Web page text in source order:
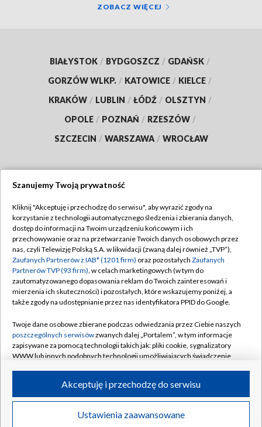
ZOBACZ WIĘCEJ
BIAŁYSTOK / BYDGOSZCZ / GDAŃSK /
GORZÓW WLKP. / KATOWICE / KIELCE /
KRAKÓW / LUBLIN / ŁÓDŹ / OLSZTYN /
OPOLE / POZNAŃ / RZESZÓW /
SZCZECIN / WARSZAWA / WROCŁAW
TVP
Abonament TVP
Emisja w TVP
Centrum informacji TVP
Naziemna Telewizja Cyfrowa
Rada Programowa
System NOS
Informacje o nadawcy
Program dla prasy
Regulamin TVP
Polityka prywatności
Moje zgody
Pomoc
Kontakt
Kanały
©2026 Telewizja Polska S.A. w likwidacji
Szanujemy Twoją prywatność
Kliknij "Akceptuję i przechodzę do serwisu", aby wyrazić zgody na
korzystanie z technologii automatycznego śledzenia i zbierania danych,
dostęp do informacji na Twoim urządzeniu końcowym i ich
przechowywanie oraz na przetwarzanie Twoich danych osobowych przez
nas, czyli Telewizję Polską S.A. w likwidacji (zwaną dalej również „TVP”),
Zaufanych Partnerów z IAB* (1201 firm) oraz pozostałych Zaufanych
Partnerów TVP (93 firm), w celach marketingowych (w tym do
zautomatyzowanego dopasowania reklam do Twoich zainteresowań i
mierzenia ich skuteczności) i pozostałych, które wskazujemy poniżej, a
także zgody na udostępnianie przez nas identyfikatora PPID do Google.
Twoje dane osobowe zbierane podczas odwiedzania przez Ciebie naszych
poszczególnych serwisówzwanych dalej „Portalem”, w tym informacje
zapisywane za pomocą technologii takich jak: pliki cookie, sygnalizatory
WWW lub innych podobnych technologii umożliwiających świadczenie
ruchu w Internecie.
Twoje dane osobowe zbierane podczas odwiedzania przez Ciebie
poszczególnych serwisówna Portalu, takie jak adresy IP, identyfikatory
Ustawienia zaawansowane
Akceptuję i przechodzę do serwisu